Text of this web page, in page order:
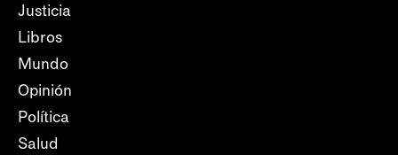
Justicia
Libros
Mundo
Opinión
Política
Salud